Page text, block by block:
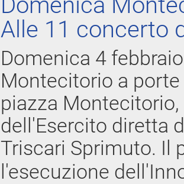
Alle 11 concerto
Domenica 4
Montecitorio a
piazza
dell'Esercito diretta
Triscari Sprimuto. Il
l'esecuzione